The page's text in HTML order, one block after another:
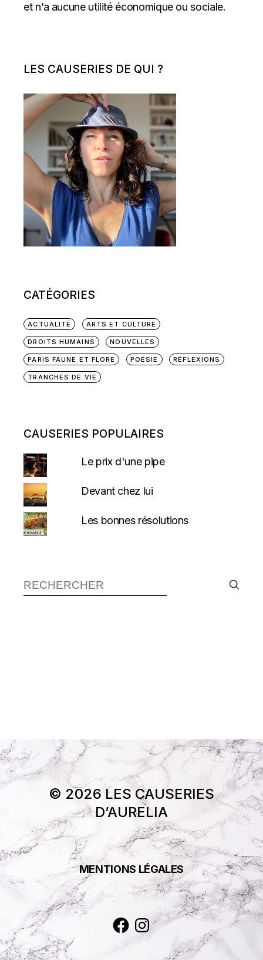
et n’a aucune utilité économique ou sociale.
LES CAUSERIES DE QUI ?
CATÉGORIES
ACTUALITÉ ARTS ET CULTURE
DROITS HUMAINS NOUVELLES
PARIS FAUNE ET FLORE POÉSIE RÉFLEXIONS
TRANCHES DE VIE
CAUSERIES POPULAIRES
Le prix d'une pipe
Devant chez lui
Les bonnes résolutions
Recherche :
© 2026 LES CAUSERIES
D’AURELIA
MENTIONS LÉGALES
Facebook
Instagram